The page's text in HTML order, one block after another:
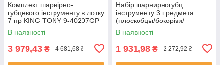
Комплект шарнірно-
губцевого інструменту в лотку
7 пр KING TONY 9-40207GP
(Тайвань)
В наявності
3 979,43 ₴ 4 681,68 ₴
Набір шарнирногубц.
інструменту 3 предмета
(плоскобцы/бокорізи/
тонкогубци) KING TONY 9-
40103GP (Тайвань)
В наявності
1 931,98 ₴ 2 272,92 ₴